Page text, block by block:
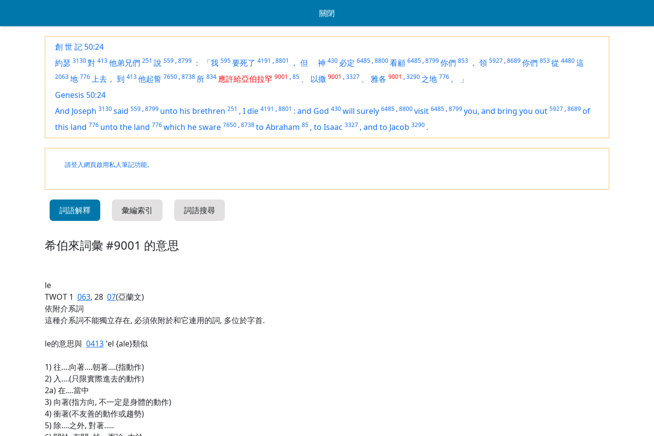
關閉
創 世 記 50:24
約瑟 3130對 413他弟兄們 251 說 559 ,8799 ： 「我 595要死了 4191 ,8801 ， 但 神 430 必定 6485 ,8800看顧 6485 ,8799你們 853 ， 領 5927 ,8689你們 853從 4480這
2063地 776上去， 到 413他起誓 7650 ,8738 所 834 應許給亞伯拉罕 9001 ,85 、 以撒 9001 ,3327 、 雅各 9001 ,3290 之地 776 。
」
Genesis 50:24
And Joseph 3130said 559 ,8799 unto his brethren 251 , I die 4191 ,8801 : and God 430will surely 6485 ,8800visit 6485 ,8799you, and bring you out 5927 ,8689of
this land 776 unto the land 776which he sware 7650 ,8738to Abraham 85 , to Isaac 3327 , and to Jacob 3290 .
請登入網頁啟用私人筆記功能。
詞語解釋 彙編索引 詞語搜尋
希伯來詞彙 #9001 的意思
le
TWOT 1 063, 28 07(亞蘭文)
依附介系詞
這種介系詞不能獨立存在, 必須依附於和它連用的詞, 多位於字首.
le的意思與 0413 'el {ale}類似
1) 往....向著....朝著....(指動作)
2) 入....(只限實際進去的動作)
2a) 在....當中
3) 向著(指方向, 不一定是身體的動作)
4) 衝著(不友善的動作或趨勢)
5) 除....之外, 對著.....